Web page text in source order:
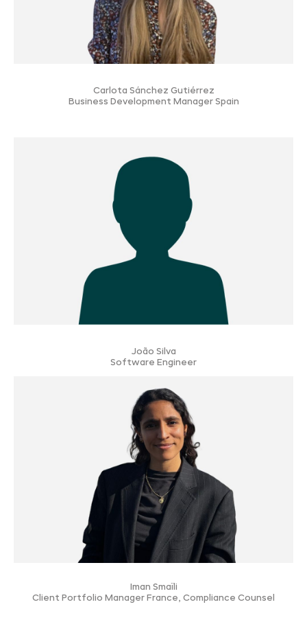
Carlota Sánchez Gutiérrez
Business Development Manager Spain
João Silva
Software Engineer
Iman Smaïli
Client Portfolio Manager France, Compliance Counsel